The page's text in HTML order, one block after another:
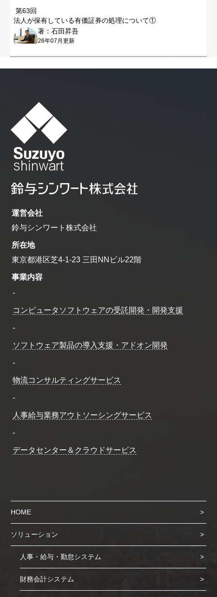
第63回
法人が保有している有価証券の処理について①
著：石田昇吾
26年07月更新
運営会社
鈴与シンワート株式会社
所在地
東京都港区芝4-1-23 三田NNビル22階
事業内容
-
コンピュータソフトウェアの受託開発・開発支援
-
ソフトウェア製品の導入支援・アドオン開発
-
物流コンサルティングサービス
-
人事給与業務アウトソーシングサービス
-
データセンター＆クラウドサービス
HOME
ソリューション
人事・給与・勤怠システム
財務会計システム